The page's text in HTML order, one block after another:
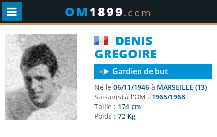
OM1899.com
DENIS
GREGOIRE
Gardien de but
Né le 06/11/1946 à MARSEILLE (13)
Saison(s) à l'OM : 1965/1968
Taille : 174 cm
Poids : 72 Kg